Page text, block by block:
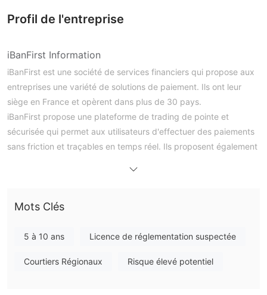
Profil de l'entreprise
iBanFirst Information
iBanFirst est une société de services financiers qui propose aux
entreprises une variété de solutions de paiement. Ils ont leur
siège en France et opèrent dans plus de 30 pays.
iBanFirst propose une plateforme de trading de pointe et
sécurisée qui permet aux utilisateurs d'effectuer des paiements
sans friction et traçables en temps réel. Ils proposent également
allemand, français, italien et espagnol.
Avantages et inconvénients
Statut réglementaire
Mots Clés
5 à 10 ans Licence de réglementation suspectée
Courtiers Régionaux Risque élevé potentiel